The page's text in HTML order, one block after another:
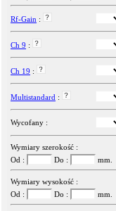
Rf-Gain :
Ch 9 :
Ch 19 :
Multistandard :
Wycofany :
Wymiary szerokość :
Od :
Do : mm.
Wymiary wysokość :
Od :
Do : mm.